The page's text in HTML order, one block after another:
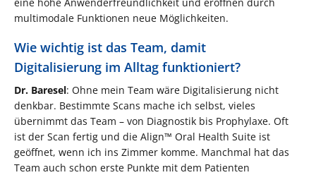
multimodale Funktionen neue Möglichkeiten.
Wie wichtig ist das Team, damit
Digitalisierung im Alltag funktioniert?
Dr. Baresel: Ohne mein Team wäre Digitalisierung nicht
denkbar. Bestimmte Scans mache ich selbst, vieles
übernimmt das Team – von Diagnostik bis Prophylaxe. Oft
ist der Scan fertig und die Align™ Oral Health Suite ist
geöffnet, wenn ich ins Zimmer komme. Manchmal hat das
Team auch schon erste Punkte mit dem Patienten